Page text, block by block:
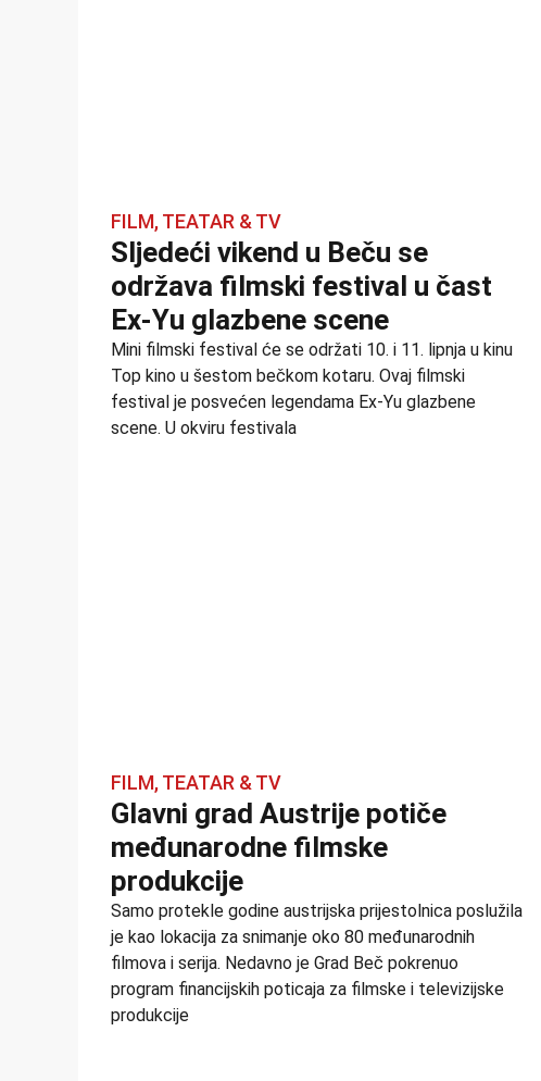
FILM, TEATAR & TV
Sljedeći vikend u Beču se
održava filmski festival u čast
Ex-Yu glazbene scene
Mini filmski festival će se održati 10. i 11. lipnja u kinu
Top kino u šestom bečkom kotaru. Ovaj filmski
festival je posvećen legendama Ex-Yu glazbene
scene. U okviru festivala
FILM, TEATAR & TV
Glavni grad Austrije potiče
međunarodne filmske
produkcije
Samo protekle godine austrijska prijestolnica poslužila
je kao lokacija za snimanje oko 80 međunarodnih
filmova i serija. Nedavno je Grad Beč pokrenuo
program financijskih poticaja za filmske i televizijske
produkcije